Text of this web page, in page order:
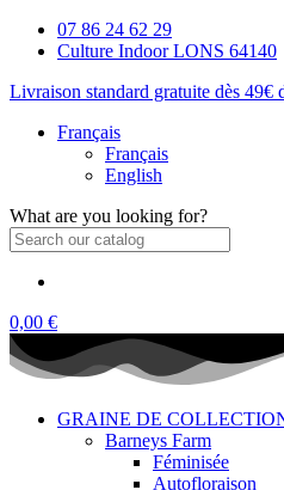
07 86 24 62 29
Culture Indoor LONS 64140
Livraison standard gratuite dès 49€
Français
Français
English
What are you looking for?
0,00 €
GRAINE DE
Barneys Farm
Féminisée
Autofloraison